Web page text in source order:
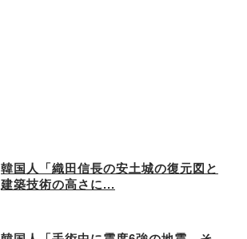
韓国人「織田信長の安土城の復元図と
建築技術の高さに...